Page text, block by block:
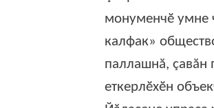
монуменчӗ умне
калфак»
паллашнă, çавăн
еткерлӗхӗн